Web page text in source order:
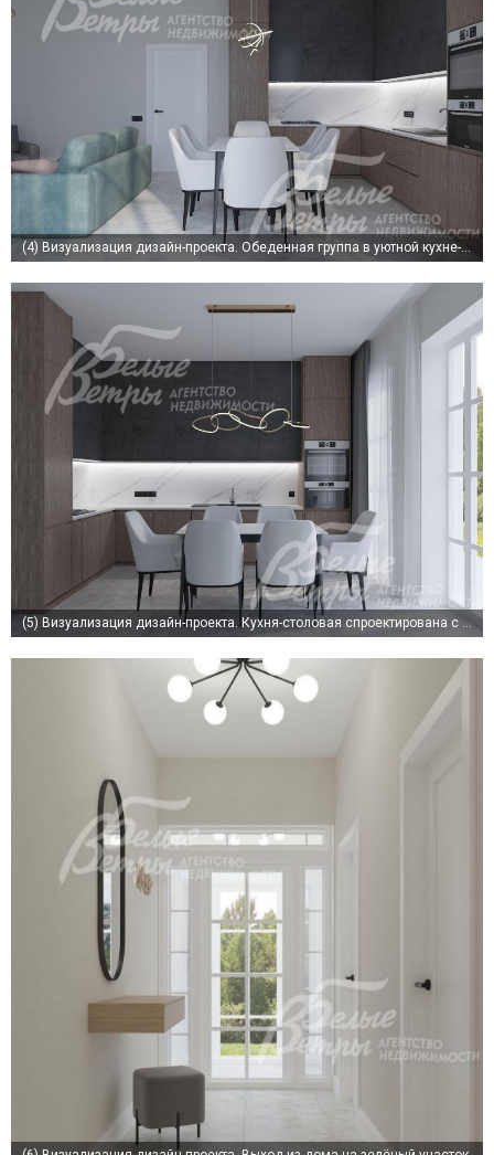
(4) Визуализация дизайн-проекта. Обеденная группа в уютной кухне-столовой
(5) Визуализация дизайн-проекта. Кухня-столовая спроектирована с выходом на террасу